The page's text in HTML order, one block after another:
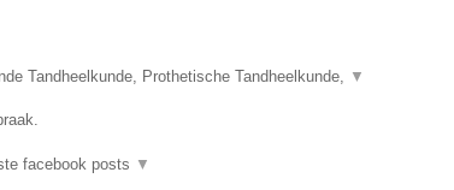
Tandheelkunde, Prothetische Tandheelkunde, ▼
facebook posts ▼